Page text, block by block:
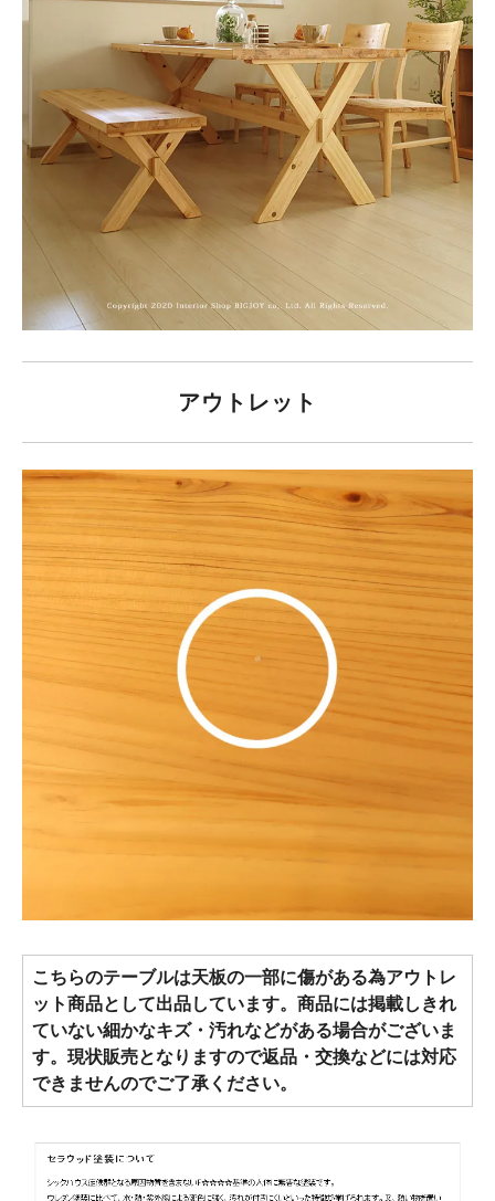
アウトレット
こちらのテーブルは天板の一部に傷がある為アウトレ
ット商品として出品しています。商品には掲載しきれ
ていない細かなキズ・汚れなどがある場合がございま
す。現状販売となりますので返品・交換などには対応
できませんのでご了承ください。